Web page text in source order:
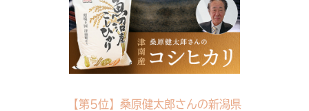
【第5位】桑原健太郎さんの新潟県